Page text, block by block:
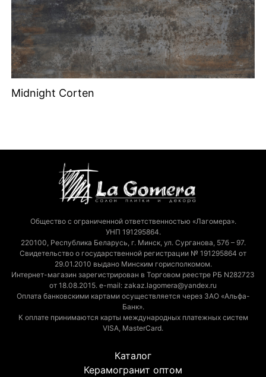
Midnight Corten
Общество с ограниченной ответственностью «Лагомера».
УНП 191295864.
220100, Республика Беларусь, г. Минск, ул. Сурганова, 57б – 97.
Свидетельство о государственной регистрации № 191295864 от
29.01.2010 выдано Минским горисполкомом.
Интернет-магазин зарегистрирован в Торговом реестре РБ N282723
от 18.08.2015. e-mail: zakaz.lagomera@yandex.ru
Оплата банковскими картами осуществляется через ЗАО «Альфа-
Банк».
К оплате принимаются карты международных платежных систем
VISA, MasterCard.
Каталог
Керамогранит оптом